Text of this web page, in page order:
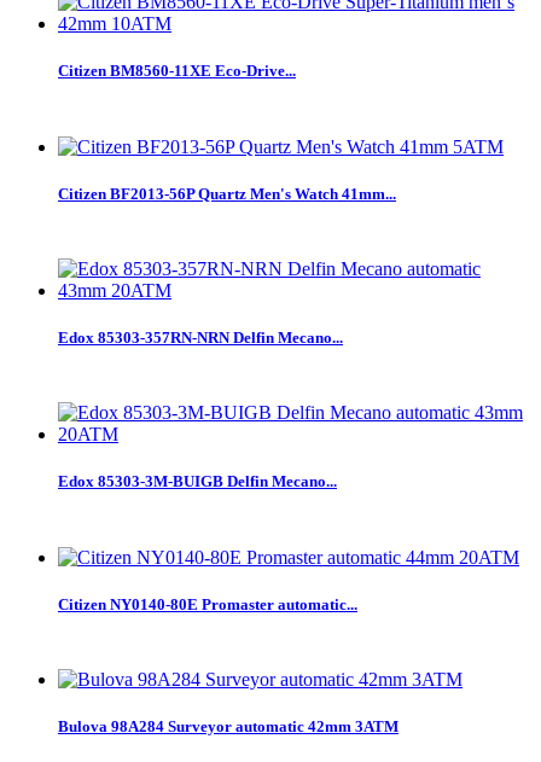
Citizen BM8560-11XE Eco-Drive...
Citizen BF2013-56P Quartz Men's Watch 41mm...
Edox 85303-357RN-NRN Delfin Mecano...
Edox 85303-3M-BUIGB Delfin Mecano...
Citizen NY0140-80E Promaster automatic...
Bulova 98A284 Surveyor automatic 42mm 3ATM